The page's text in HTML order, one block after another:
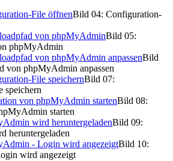
Bild 04: Configuration-
Bild 05:
phpMyAdmin
Bild
von phpMyAdmin anpassen
Bild 07:
speichern
Bild 08:
starten
Bild 09:
heruntergeladen
Bild 10:
wird angezeigt